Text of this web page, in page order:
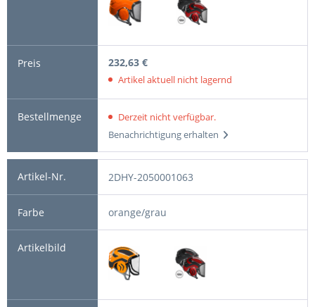
232,63 €
Artikel aktuell nicht lagernd
Derzeit nicht verfügbar.
Benachrichtigung erhalten
2DHY-2050001063
orange/grau